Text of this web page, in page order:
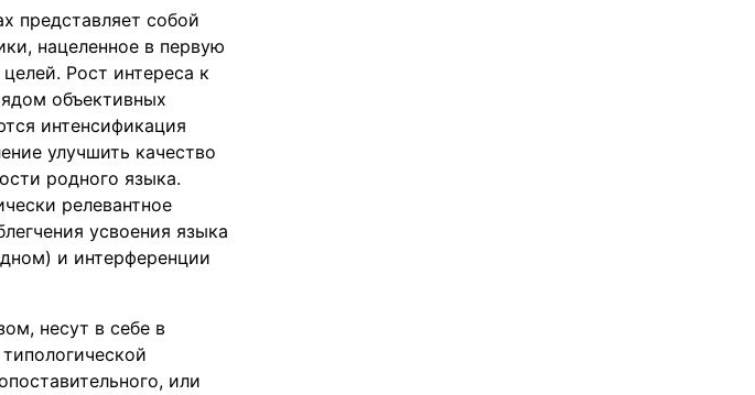
представляет собой
нацеленное в первую
Рост интереса к
объективных
интенсификация
улучшить качество
родного языка.
релевантное
усвоения языка
и интерференции
несут в себе в
или